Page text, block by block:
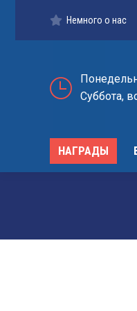
Немного о нас
Суббота,
НАГРАДЫ